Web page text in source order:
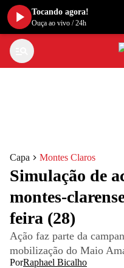
Capa Montes Claros
Simulação de
montes-
feira (28)
Ação faz parte da
mobilização do Maio
PorRaphael Bicalho
Tocando agora!
Ouça ao vivo /24h